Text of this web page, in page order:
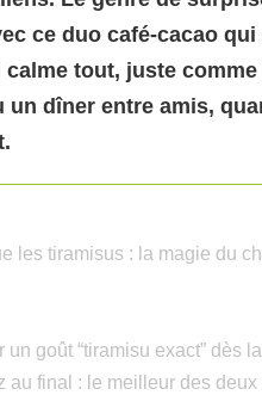
ce duo café-cacao
tout, juste
un dîner entre amis,
les tiramisus : la magie du
un goût “tiramisu exact” dès
au final : le meilleur des